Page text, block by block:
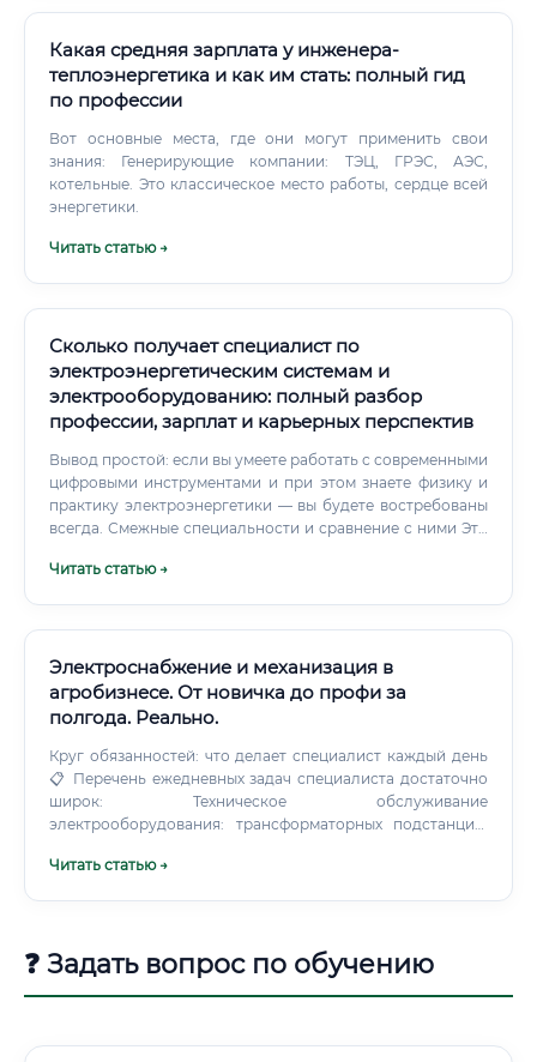
упростить, то: Электропривод – это система,
преобразующая электрическую энергию в механическое
движение.
Какая средняя зарплата у инженера-
теплоэнергетика и как им стать: полный гид
по профессии
Вот основные места, где они могут применить свои
знания: Генерирующие компании: ТЭЦ, ГРЭС, АЭС,
котельные. Это классическое место работы, сердце всей
энергетики.
Читать статью →
Сколько получает специалист по
электроэнергетическим системам и
электрооборудованию: полный разбор
профессии, зарплат и карьерных перспектив
Вывод простой: если вы умеете работать с современными
цифровыми инструментами и при этом знаете физику и
практику электроэнергетики — вы будете востребованы
всегда. Смежные специальности и сравнение с ними Это
Читать статью →
Электроснабжение и механизация в
агробизнесе. От новичка до профи за
полгода. Реально.
Круг обязанностей: что делает специалист каждый день
📋 Перечень ежедневных задач специалиста достаточно
широк: Техническое обслуживание
электрооборудования: трансформаторных подстанций,
кабельных линий; Монтаж и наладка систем автоматики,
журналов осмотров, дефектных ведомостей, паспортов
оборудования; Контроль за потреблением
процессами: кормораздача, поение, уборка навоза,
Читать статью →
❓ Задать вопрос по обучению